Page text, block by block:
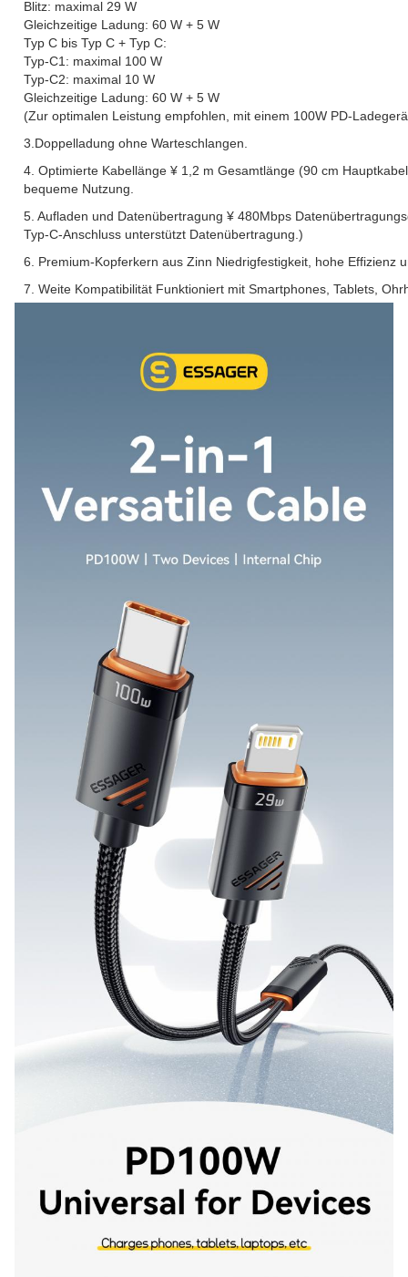
Blitz: maximal 29 W
Gleichzeitige Ladung: 60 W + 5 W
Typ C bis Typ C + Typ C:
Typ-C1: maximal 100 W
Typ-C2: maximal 10 W
Gleichzeitige Ladung: 60 W + 5 W
(Zur optimalen Leistung empfohlen, mit einem 100W PD-
3.Doppelladung ohne Warteschlangen.
4. Optimierte Kabellänge ¥ 1,2 m Gesamtlänge (90 cm
bequeme Nutzung.
5. Aufladen und Datenübertragung ¥ 480Mbps
Typ-C-Anschluss unterstützt Datenübertragung.)
6. Premium-Kopferkern aus Zinn Niedrigfestigkeit, hohe Effizienz
7. Weite Kompatibilität Funktioniert mit Smartphones, Tablets,